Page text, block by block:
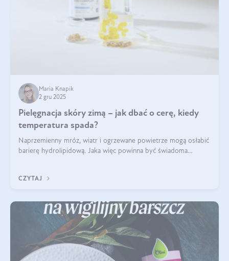
Maria Knapik
2 gru 2025
Pielęgnacja skóry zimą – jak dbać o cerę, kiedy
temperatura spada?
Naprzemienny mróz, wiatr i ogrzewane powietrze mogą osłabić
barierę hydrolipidową. Jaka więc powinna być świadoma
CZYTAJ